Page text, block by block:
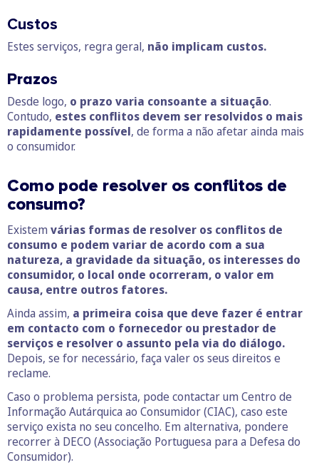
Custos
Estes serviços, regra geral, não implicam custos.
Prazos
Desde logo, o prazo varia consoante a situação.
Contudo, estes conflitos devem ser resolvidos o mais
rapidamente possível, de forma a não afetar ainda mais
o consumidor.
Como pode resolver os conflitos de
consumo?
Existem várias formas de resolver os conflitos de
consumo e podem variar de acordo com a sua
natureza, a gravidade da situação, os interesses do
consumidor, o local onde ocorreram, o valor em
causa, entre outros fatores.
Ainda assim, a primeira coisa que deve fazer é entrar
em contacto com o fornecedor ou prestador de
serviços e resolver o assunto pela via do diálogo.
Depois, se for necessário, faça valer os seus direitos e
reclame.
Caso o problema persista, pode contactar um Centro de
Informação Autárquica ao Consumidor (CIAC), caso este
serviço exista no seu concelho. Em alternativa, pondere
recorrer à DECO (Associação Portuguesa para a Defesa do
Consumidor).